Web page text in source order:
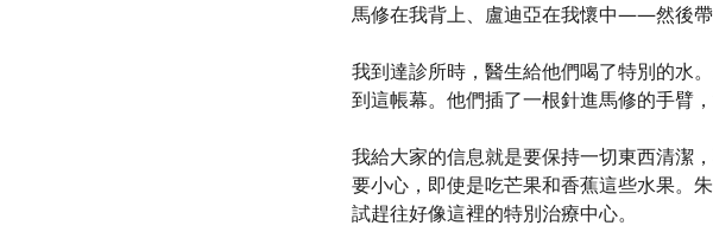
馬修在我背上、盧迪亞在我懷中——然後帶
我到達診所時，醫生給他們喝了特別的水
到這帳幕。他們插了一根針進馬修的手臂
我給大家的信息就是要保持一切東西清潔
要小心，即使是吃芒果和香蕉這些水果。
試趕往好像這裡的特別治療中心。